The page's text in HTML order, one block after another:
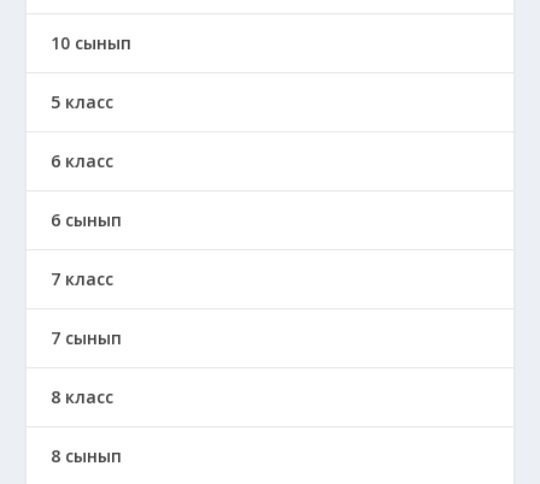
10 сынып
5 класс
6 класс
6 сынып
7 класс
7 сынып
8 класс
8 сынып